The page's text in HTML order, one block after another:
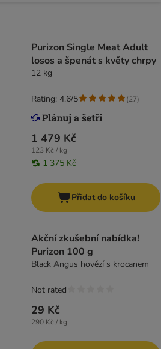
Purizon Single Meat Adult
losos a špenát s květy chrpy
12 kg
1 479 Kč
123 Kč / kg
1 375 Kč
Rating: 4.6/5 (27)
Přidat do košíku
Akční zkušební nabídka!
Purizon 100 g
Black Angus hovězí s krocanem
29 Kč
290 Kč / kg
Not rated